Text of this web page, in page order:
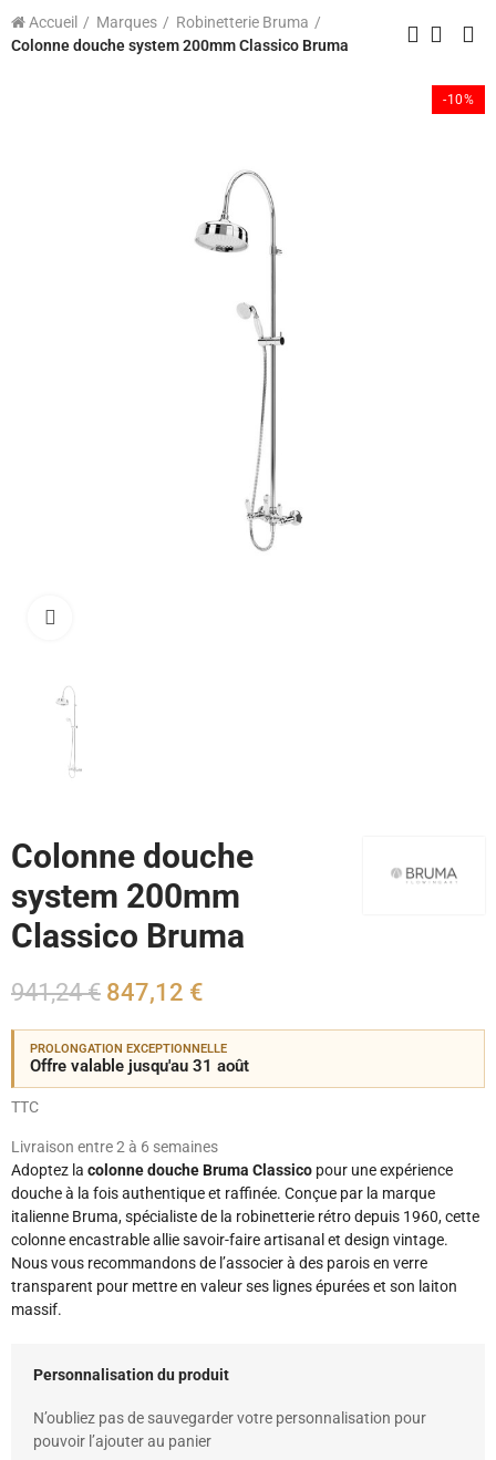
Accueil Marques
Robinetterie Bruma
Colonne douche system 200mm Classico Bruma
-10%
Colonne douche
system 200mm
Classico Bruma
941,24 € 847,12 €
PROLONGATION EXCEPTIONNELLE
Offre valable jusqu'au 31 août
TTC
Livraison entre 2 à 6 semaines
Adoptez la colonne douche Bruma Classico pour une expérience
douche à la fois authentique et raffinée. Conçue par la marque
italienne Bruma, spécialiste de la robinetterie rétro depuis 1960, cette
colonne encastrable allie savoir-faire artisanal et design vintage.
Nous vous recommandons de l’associer à des parois en verre
transparent pour mettre en valeur ses lignes épurées et son laiton
massif.
Personnalisation du produit
N’oubliez pas de sauvegarder votre personnalisation pour
pouvoir l’ajouter au panier